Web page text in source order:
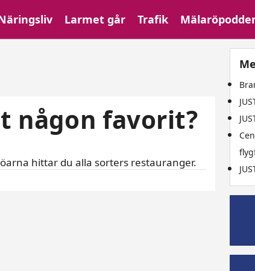
Larmet går Trafik
någon favorit?
hittar du alla sorters restauranger.